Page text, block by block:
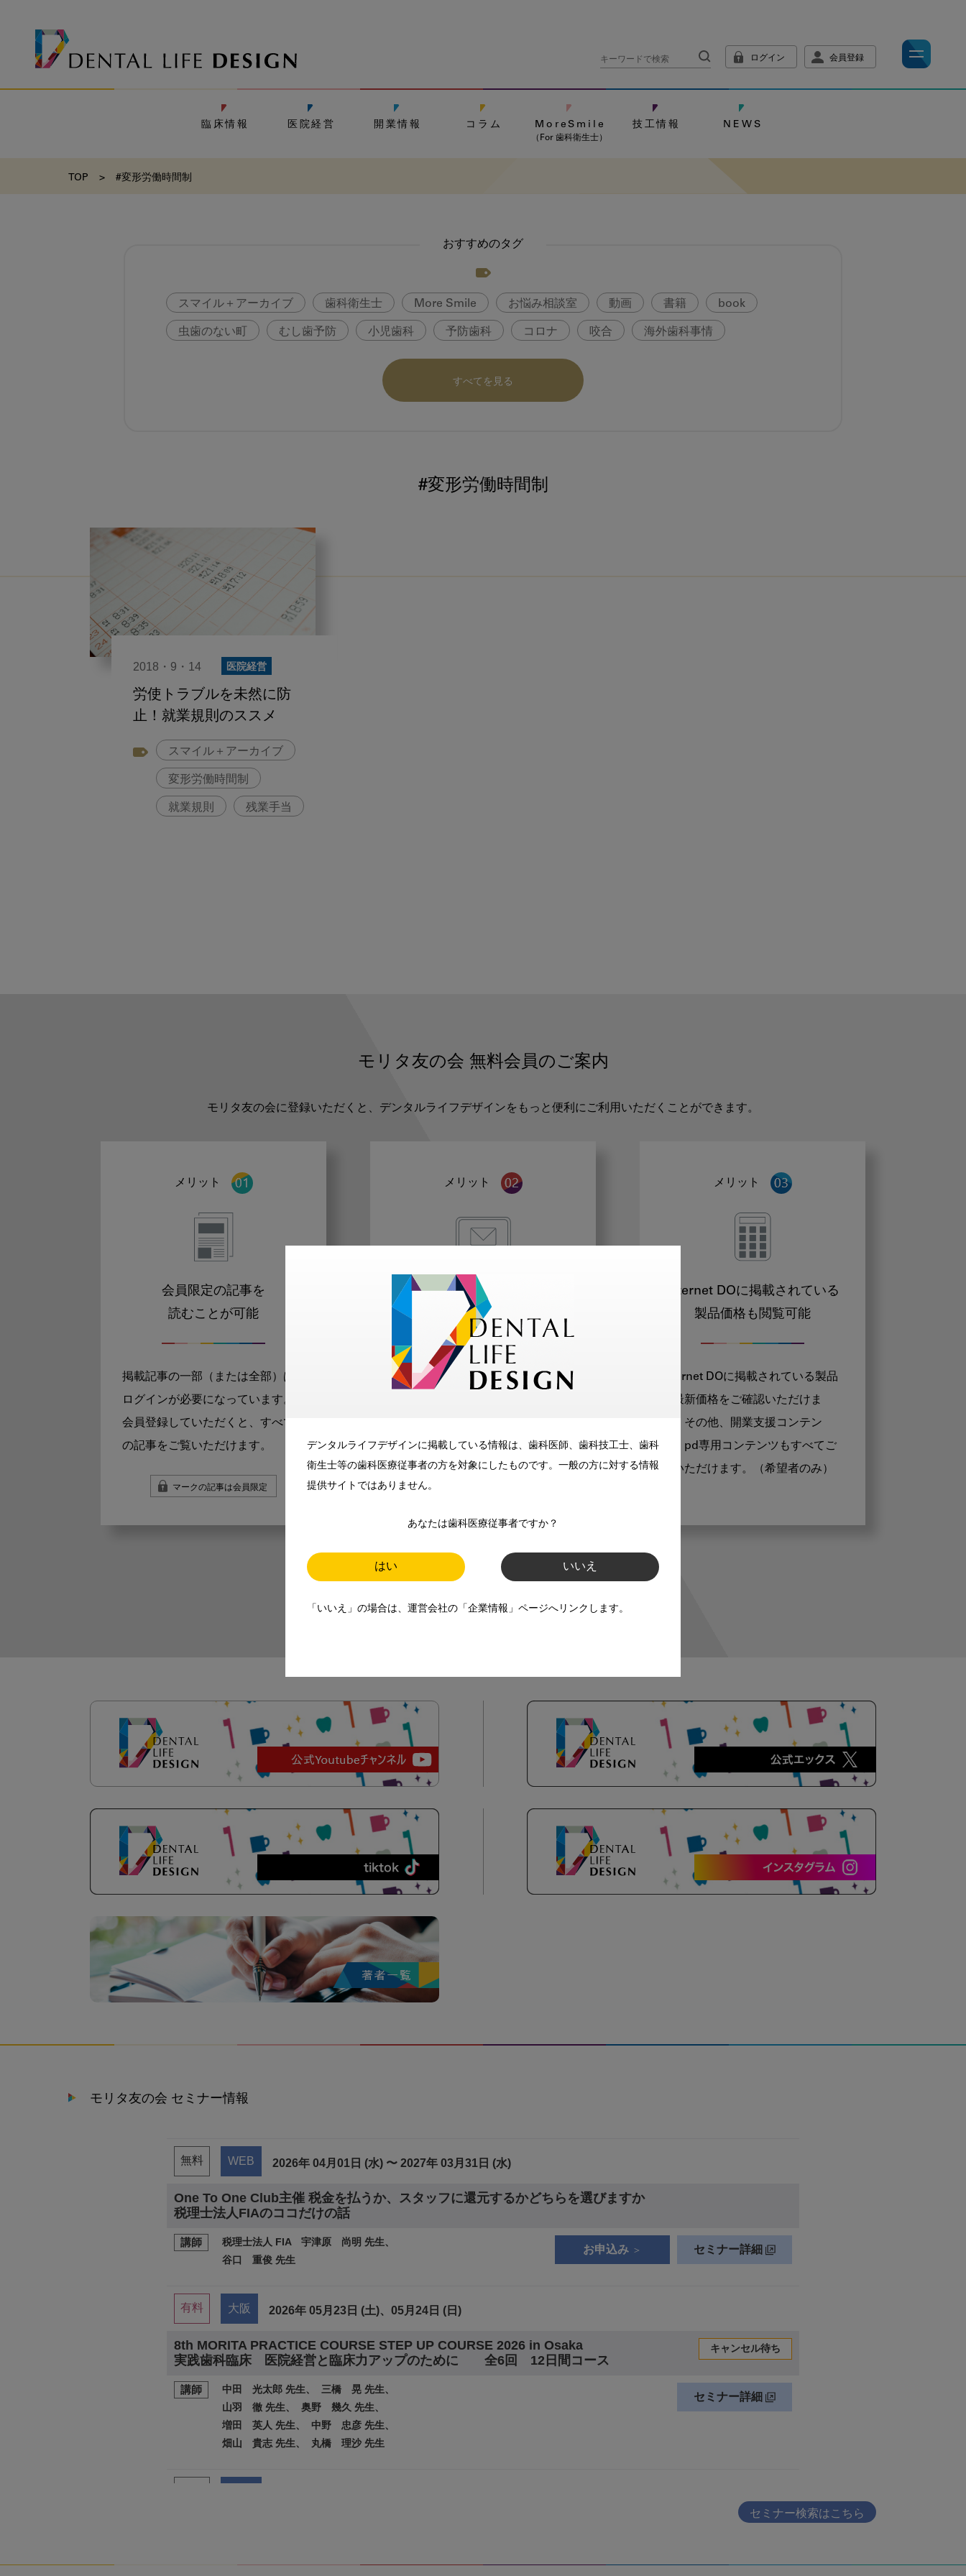
デンタルライフデザインに掲載している情報は、歯科医師、歯科技工士、歯科
衛生士等の歯科医療従事者の方を対象にしたものです。一般の方に対する情報
提供サイトではありません。
あなたは歯科医療従事者ですか？
はい いいえ
「いいえ」の場合は、運営会社の「企業情報」ページへリンクします。
ログイン 会員登録
臨床情報 医院経営 開業情報 コラム MoreSmile
（For 歯科衛生士）
技工情報 NEWS
TOP > #変形労働時間制
おすすめのタグ
スマイル＋アーカイブ 歯科衛生士 More Smile お悩み相談室 動画 書籍 book
虫歯のない町 むし歯予防 小児歯科 予防歯科 コロナ 咬合 海外歯科事情
医科歯科連携 口腔機能発達不全症
歯科医院経営 感染予防
すべてを見る
#変形労働時間制
2018・9・14 医院経営
労使トラブルを未然に防
止！就業規則のススメ
スマイル＋アーカイブ
変形労働時間制
就業規則 残業手当
モリタ友の会 無料会員のご案内
モリタ友の会に登録いただくと、デンタルライフデザインをもっと便利にご利用いただくことができます。
メリット
会員限定の記事を
読むことが可能
掲載記事の一部（または全部）は
ログインが必要になっています。
会員登録していただくと、すべて
の記事をご覧いただけます。
マークの記事は会員限定
メリット
歯科に関するお役立ち情報を
メールマガジンでお届け
ご登録いただいた職種（歯科医
お届けします。
メリット
Internet DOに掲載されている
製品価格も閲覧可能
Internet DOに掲載されている製品
の最新価格をご確認いただけま
す。その他、開業支援コンテン
ツ、pd専用コンテンツもすべてご
覧いただけます。（希望者のみ）
新規登録
モリタ友の会 セミナー情報
セミナー検索はこちら